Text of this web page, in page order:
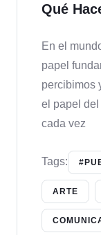
Qué
En el
papel
percibimos
el papel
cada vez
Tags:
ARTE